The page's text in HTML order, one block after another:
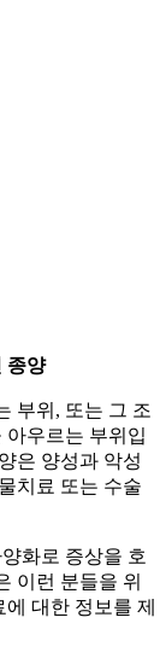
종양
부위, 또는 그 조
아우르는 부위입
은 양성과 악성
치료 또는 수술
화로 증상을 호
이런 분들을 위
대한 정보를 제